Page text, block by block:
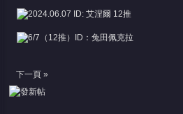
2024.06.07 ID: 艾涅爾 12推
6/7（12推）ID：兔田佩克拉
下一頁 »